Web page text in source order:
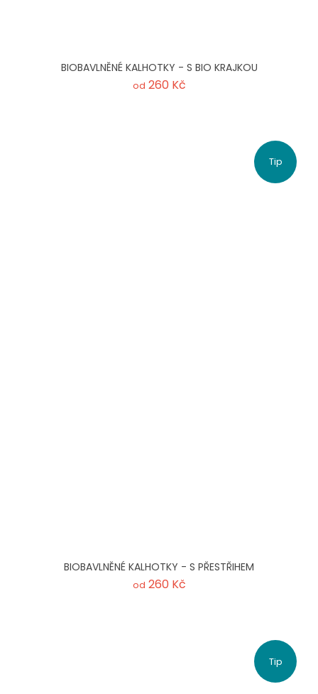
BIOBAVLNĚNÉ KALHOTKY - S BIO KRAJKOU
od 260 Kč
Tip
BIOBAVLNĚNÉ KALHOTKY - S PŘESTŘIHEM
od 260 Kč
Tip